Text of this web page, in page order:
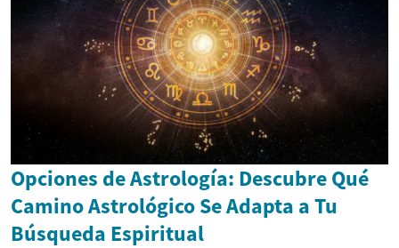
Opciones de Astrología: Descubre Qué
Camino Astrológico Se Adapta a Tu
Búsqueda Espiritual